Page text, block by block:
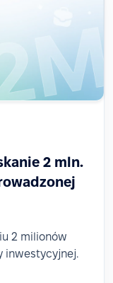
2 mln.
2 milionów
inwestycyjnej.